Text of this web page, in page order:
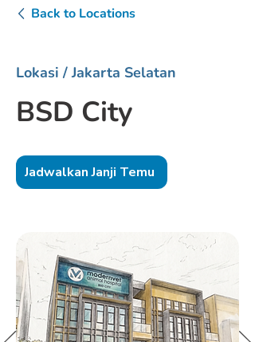
Back to Locations
Lokasi / Jakarta Selatan
BSD City
Jadwalkan Janji Temu